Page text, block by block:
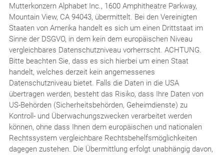
Mutterkonzern Alphabet Inc., 1600 Amphitheatre Parkway,
Mountain View, CA 94043, übermittelt. Bei den Vereinigten
Staaten von Amerika handelt es sich um einen Drittstaat im
Sinne der DSGVO, in dem kein dem europäischen Niveau
vergleichbares Datenschutzniveau vorherrscht. ACHTUNG.
Bitte beachten Sie, dass es sich hierbei um einen Staat
handelt, welches derzeit kein angemessenes
Datenschutzniveau bietet. Falls die Daten in die USA
übertragen werden, besteht das Risiko, dass Ihre Daten von
US-Behörden (Sicherheitsbehörden, Geheimdienste) zu
Kontroll- und Überwachungszwecken verarbeitet werden
können, ohne dass Ihnen dem europäischen und nationalen
Rechtssystem vergleichbare Rechtsbehelfsmöglichkeiten
dagegen zustehen. Die Übermittlung erfolgt unabhängig davon,